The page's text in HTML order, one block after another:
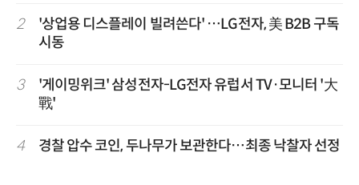
2
'상업용 디스플레이 빌려쓴다' …LG전자, 美 B2B 구독
시동
3
'게이밍위크' 삼성전자-LG전자 유럽서 TV·모니터 '大
戰'
4 경찰 압수 코인, 두나무가 보관한다…최종 낙찰자 선정